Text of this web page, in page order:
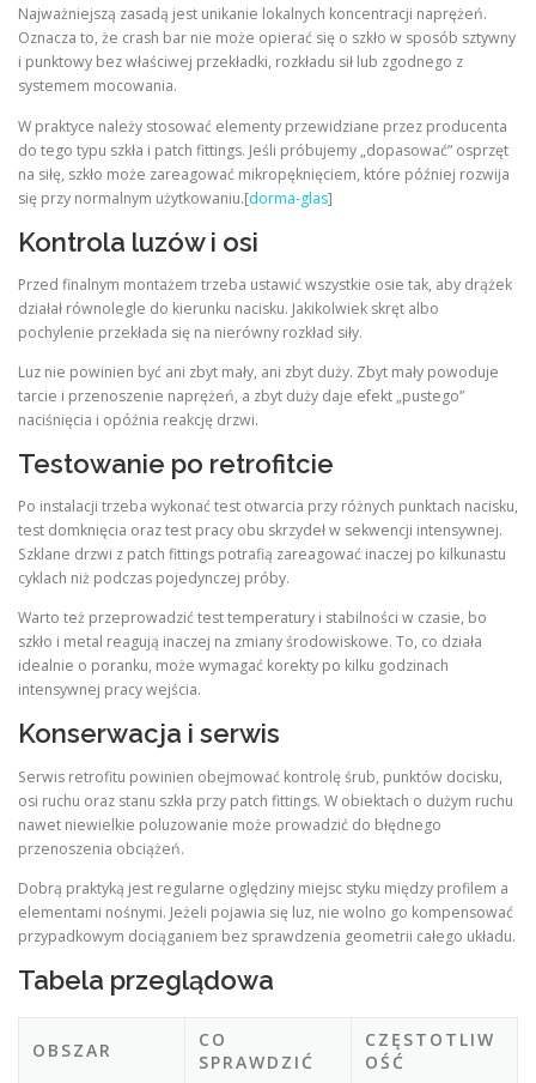
Najważniejszą zasadą jest unikanie lokalnych koncentracji naprężeń.
Oznacza to, że crash bar nie może opierać się o szkło w sposób sztywny
i punktowy bez właściwej przekładki, rozkładu sił lub zgodnego z
systemem mocowania.
W praktyce należy stosować elementy przewidziane przez producenta
do tego typu szkła i patch fittings. Jeśli próbujemy „dopasować” osprzęt
na siłę, szkło może zareagować mikropęknięciem, które później rozwija
się przy normalnym użytkowaniu.[dorma-glas]
Kontrola luzów i osi
Przed finalnym montażem trzeba ustawić wszystkie osie tak, aby drążek
działał równolegle do kierunku nacisku. Jakikolwiek skręt albo
pochylenie przekłada się na nierówny rozkład siły.
Luz nie powinien być ani zbyt mały, ani zbyt duży. Zbyt mały powoduje
tarcie i przenoszenie naprężeń, a zbyt duży daje efekt „pustego”
naciśnięcia i opóźnia reakcję drzwi.
Testowanie po retrofitcie
Po instalacji trzeba wykonać test otwarcia przy różnych punktach nacisku,
test domknięcia oraz test pracy obu skrzydeł w sekwencji intensywnej.
Szklane drzwi z patch fittings potrafią zareagować inaczej po kilkunastu
cyklach niż podczas pojedynczej próby.
Warto też przeprowadzić test temperatury i stabilności w czasie, bo
szkło i metal reagują inaczej na zmiany środowiskowe. To, co działa
idealnie o poranku, może wymagać korekty po kilku godzinach
intensywnej pracy wejścia.
Konserwacja i serwis
Serwis retrofitu powinien obejmować kontrolę śrub, punktów docisku,
osi ruchu oraz stanu szkła przy patch fittings. W obiektach o dużym ruchu
nawet niewielkie poluzowanie może prowadzić do błędnego
przenoszenia obciążeń.
Dobrą praktyką jest regularne oględziny miejsc styku między profilem a
elementami nośnymi. Jeżeli pojawia się luz, nie wolno go kompensować
przypadkowym dociąganiem bez sprawdzenia geometrii całego układu.
Tabela przeglądowa
OBSZAR
CO
SPRAWDZIĆ
CZĘSTOTLIW
OŚĆ